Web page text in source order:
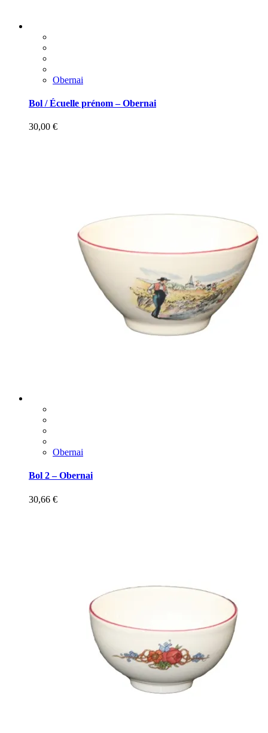
Obernai
Bol / Écuelle prénom – Obernai
30,00 €
Obernai
Bol 2 – Obernai
30,66 €